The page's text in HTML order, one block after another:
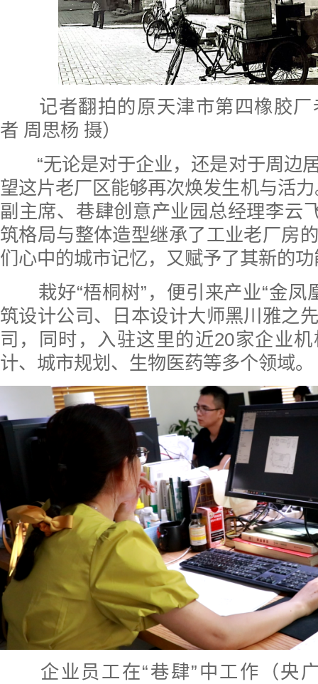
记者翻拍的原天津市第四橡胶厂
者 周思杨 摄）
“无论是对于企业，还是对于周边
望这片老厂区能够再次焕发生机与活
副主席、巷肆创意产业园总经理李云
筑格局与整体造型继承了工业老厂房
们心中的城市记忆，又赋予了其新的
栽好“梧桐树”，便引来产业“金凤
筑设计公司、日本设计大师黑川雅之
司，同时，入驻这里的近20家企业
计、城市规划、生物医药等多个领域。
企业员工在“巷肆”中工作（央